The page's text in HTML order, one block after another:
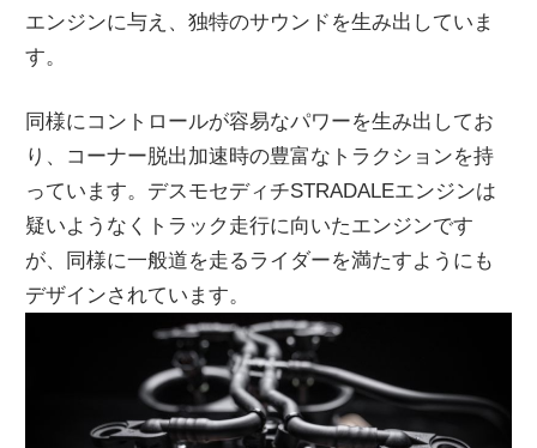
エンジンに与え、独特のサウンドを生み出していま
す。
同様にコントロールが容易なパワーを生み出してお
り、コーナー脱出加速時の豊富なトラクションを持
っています。デスモセディチSTRADALEエンジンは
疑いようなくトラック走行に向いたエンジンです
が、同様に一般道を走るライダーを満たすようにも
デザインされています。